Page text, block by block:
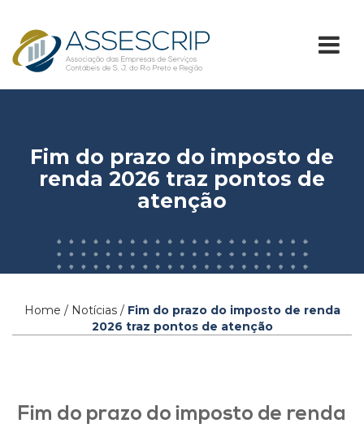
Fim do prazo do imposto de
renda 2026 traz pontos de
atenção
Home / Notícias / Fim do prazo do imposto de renda
2026 traz pontos de atenção
Fim do prazo do imposto de renda